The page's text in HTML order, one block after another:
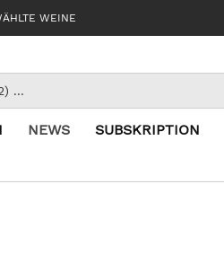
WEINE
NEWS SUBSKRIPTION